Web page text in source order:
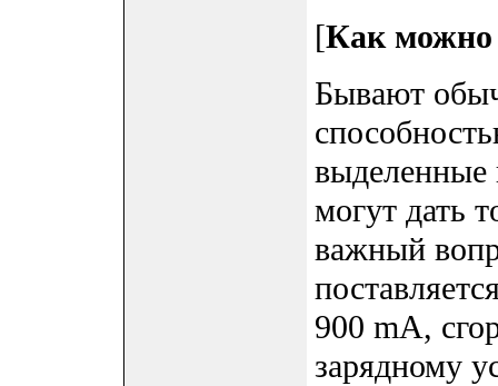
[Как можно
Бывают
выделенные
могут дать
важный
900 mA,
зарядному